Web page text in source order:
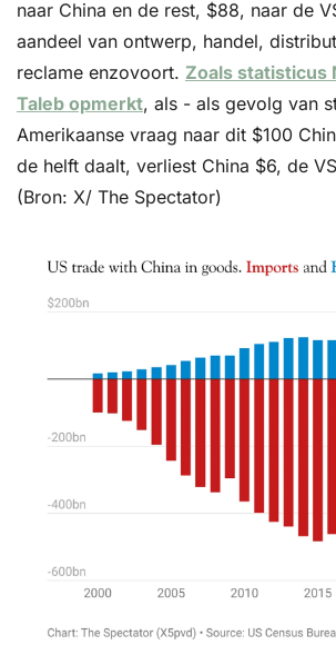
naar China en de rest, $88, naar de
aandeel van ontwerp, handel,
reclame enzovoort. Zoals statisticus
Taleb opmerkt, als - als gevolg van
Amerikaanse vraag naar dit $100
de helft daalt, verliest China $6, de
(Bron: X/ The Spectator)